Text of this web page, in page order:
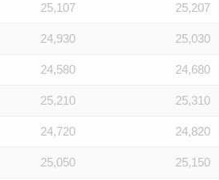
25,107 25,207
24,930 25,030
24,580 24,680
25,210 25,310
24,720 24,820
25,050 25,150